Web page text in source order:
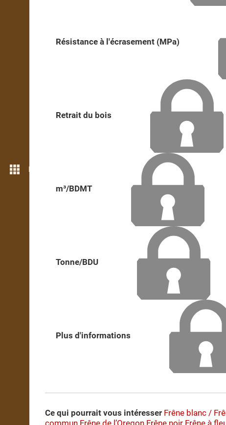
Plus de fonctions
Résistance à l'écrasement (MPa)
Retrait du bois
m³/BDMT
Tonne/BDU
Plus d'informations
Ce qui pourrait vous intéresser Frêne blanc /
commun Frêne de l’Oregon Frêne noir Frêne à